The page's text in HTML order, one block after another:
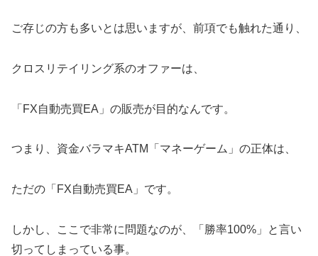
ご存じの方も多いとは思いますが、前項でも触れた通り、
クロスリテイリング系のオファーは、
「FX自動売買EA」の販売が目的なんです。
つまり、資金バラマキATM「マネーゲーム」の正体は、
ただの「FX自動売買EA」です。
しかし、ここで非常に問題なのが、「勝率100%」と言い
切ってしまっている事。